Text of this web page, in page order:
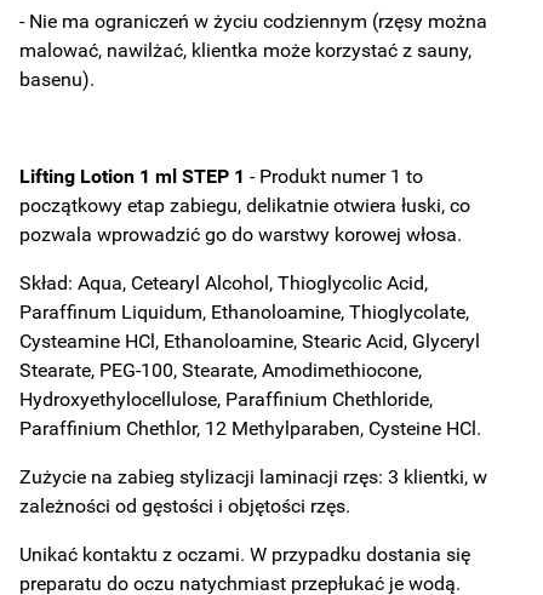
- Nie ma ograniczeń w życiu codziennym (rzęsy można
malować, nawilżać, klientka może korzystać z sauny,
basenu).
Lifting Lotion 1 ml STEP 1 - Produkt numer 1 to
początkowy etap zabiegu, delikatnie otwiera łuski, co
pozwala wprowadzić go do warstwy korowej włosa.
Skład: Aqua, Cetearyl Alcohol, Thioglycolic Acid,
Paraffinum Liquidum, Ethanoloamine, Thioglycolate,
Cysteamine HCl, Ethanoloamine, Stearic Acid, Glyceryl
Stearate, PEG-100, Stearate, Amodimethiocone,
Hydroxyethylocellulose, Paraffinium Chethloride,
Paraffinium Chethlor, 12 Methylparaben, Cysteine HCl.
Zużycie na zabieg stylizacji laminacji rzęs: 3 klientki, w
zależności od gęstości i objętości rzęs.
Unikać kontaktu z oczami. W przypadku dostania się
preparatu do oczu natychmiast przepłukać je wodą.